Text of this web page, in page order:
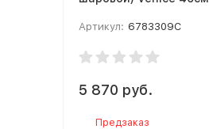
Артикул: 6783309C
5 870 руб.
Предзаказ